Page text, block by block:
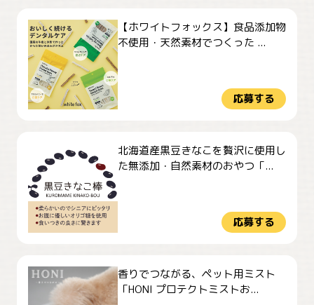
【ホワイトフォックス】食品添加物
不使用・天然素材でつくった ...
応募する
北海道産黒豆きなこを贅沢に使用し
た無添加・自然素材のおやつ「...
応募する
香りでつながる、ペット用ミスト
「HONI プロテクトミストお...